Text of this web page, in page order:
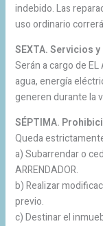
indebido. Las
uso ordinario
SEXTA. Servicios
Serán a cargo de EL
agua, energía
generen durante la
SÉPTIMA.
Queda
a) Subarrendar o
ARRENDADOR.
b) Realizar
previo.
c) Destinar el